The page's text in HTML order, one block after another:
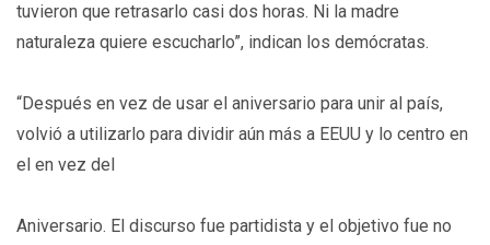
tuvieron que retrasarlo casi dos horas. Ni la madre
naturaleza quiere escucharlo”, indican los demócratas.
“Después en vez de usar el aniversario para unir al país,
volvió a utilizarlo para dividir aún más a EEUU y lo centro en
el en vez del
Aniversario. El discurso fue partidista y el objetivo fue no